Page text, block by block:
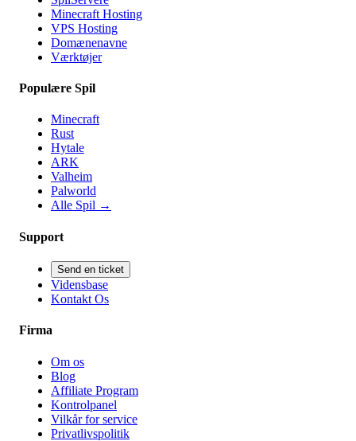
Minecraft Hosting
VPS Hosting
Domænenavne
Værktøjer
Populære Spil
Minecraft
Rust
Hytale
ARK
Valheim
Palworld
Alle Spil →
Support
Send en ticket
Vidensbase
Kontakt Os
Firma
Om os
Blog
Affiliate Program
Kontrolpanel
Vilkår for service
Privatlivspolitik